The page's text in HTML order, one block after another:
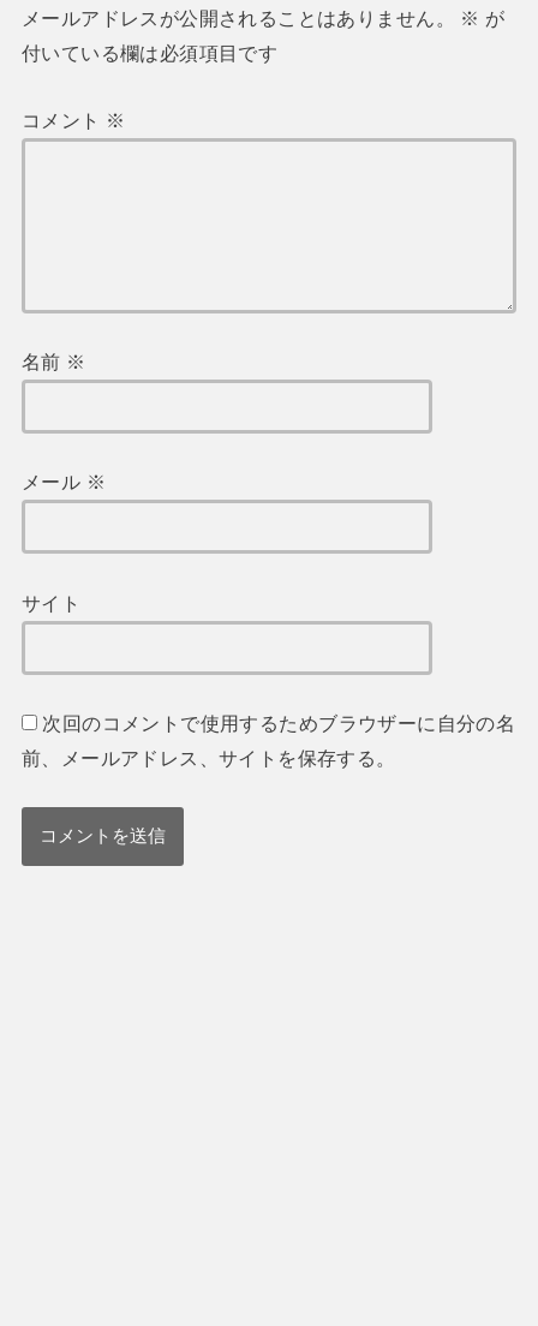
メールアドレスが公開されることはありません。 ※ が
付いている欄は必須項目です
コメント ※
名前 ※
メール ※
サイト
次回のコメントで使用するためブラウザーに自分の名
前、メールアドレス、サイトを保存する。